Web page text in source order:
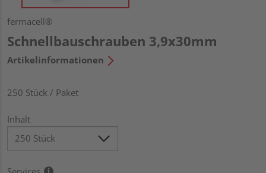
fermacell®
Schnellbauschrauben 3,9x30mm
Artikelinformationen
250 Stück / Paket
Inhalt